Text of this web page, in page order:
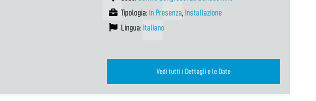
Tipologia: In Presenza, Installazione
Lingua: Italiano
Vedi tutti i Dettagli e le Date